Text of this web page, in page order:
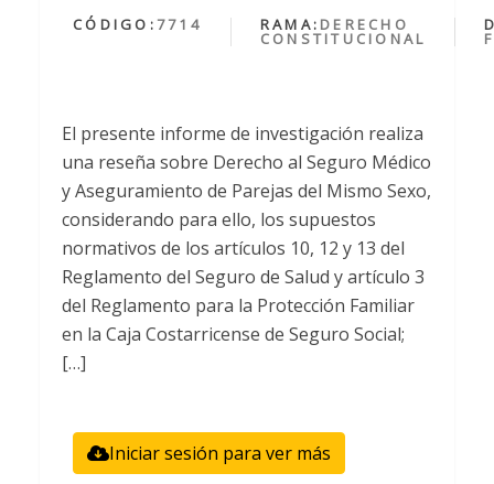
CÓDIGO: 7714 RAMA: DERECHO
CONSTITUCIONAL
El presente informe de investigación realiza
una reseña sobre Derecho al Seguro Médico
y Aseguramiento de Parejas del Mismo Sexo,
considerando para ello, los supuestos
normativos de los artículos 10, 12 y 13 del
Reglamento del Seguro de Salud y artículo 3
del Reglamento para la Protección Familiar
en la Caja Costarricense de Seguro Social;
[…]
Iniciar sesión para ver más